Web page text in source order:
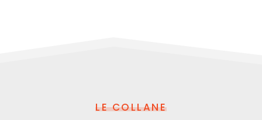
LE COLLANE